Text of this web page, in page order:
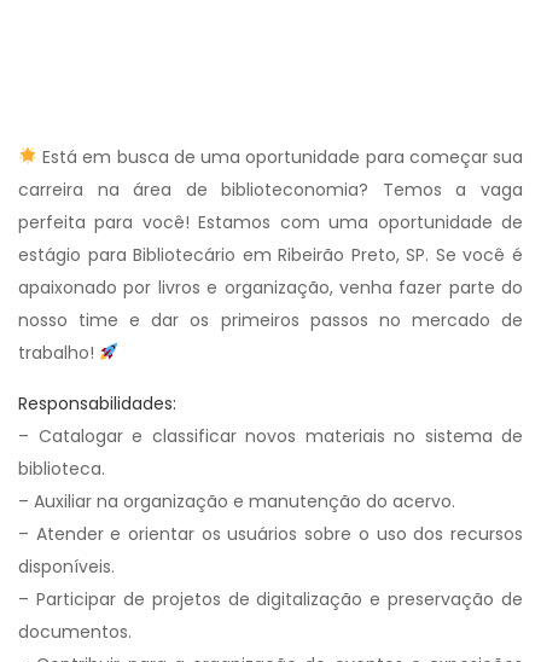
Está em busca de uma oportunidade para começar sua
carreira na área de biblioteconomia? Temos a vaga
perfeita para você! Estamos com uma oportunidade de
estágio para Bibliotecário em Ribeirão Preto, SP. Se você é
apaixonado por livros e organização, venha fazer parte do
nosso time e dar os primeiros passos no mercado de
trabalho!
Responsabilidades:
– Catalogar e classificar novos materiais no sistema de
biblioteca.
– Auxiliar na organização e manutenção do acervo.
– Atender e orientar os usuários sobre o uso dos recursos
disponíveis.
– Participar de projetos de digitalização e preservação de
documentos.